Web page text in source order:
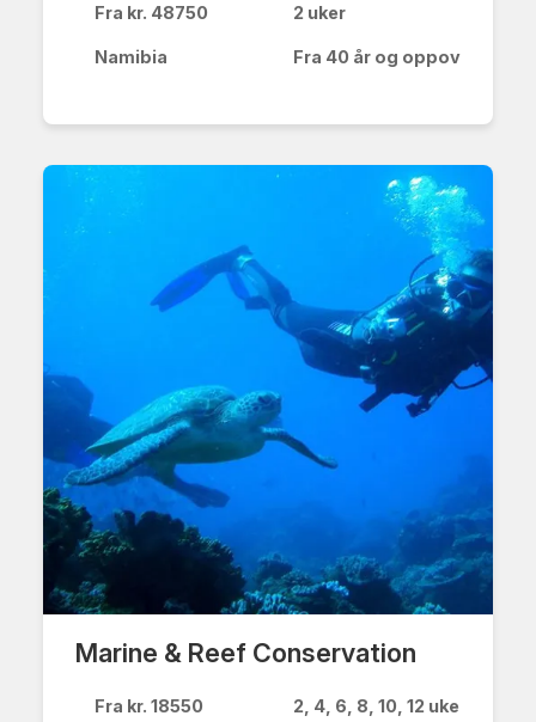
Fra kr. 48750 2 uker
Namibia Fra 40 år og oppover
Marine & Reef Conservation
Fra kr. 18550 2, 4, 6, 8, 10, 12 uker